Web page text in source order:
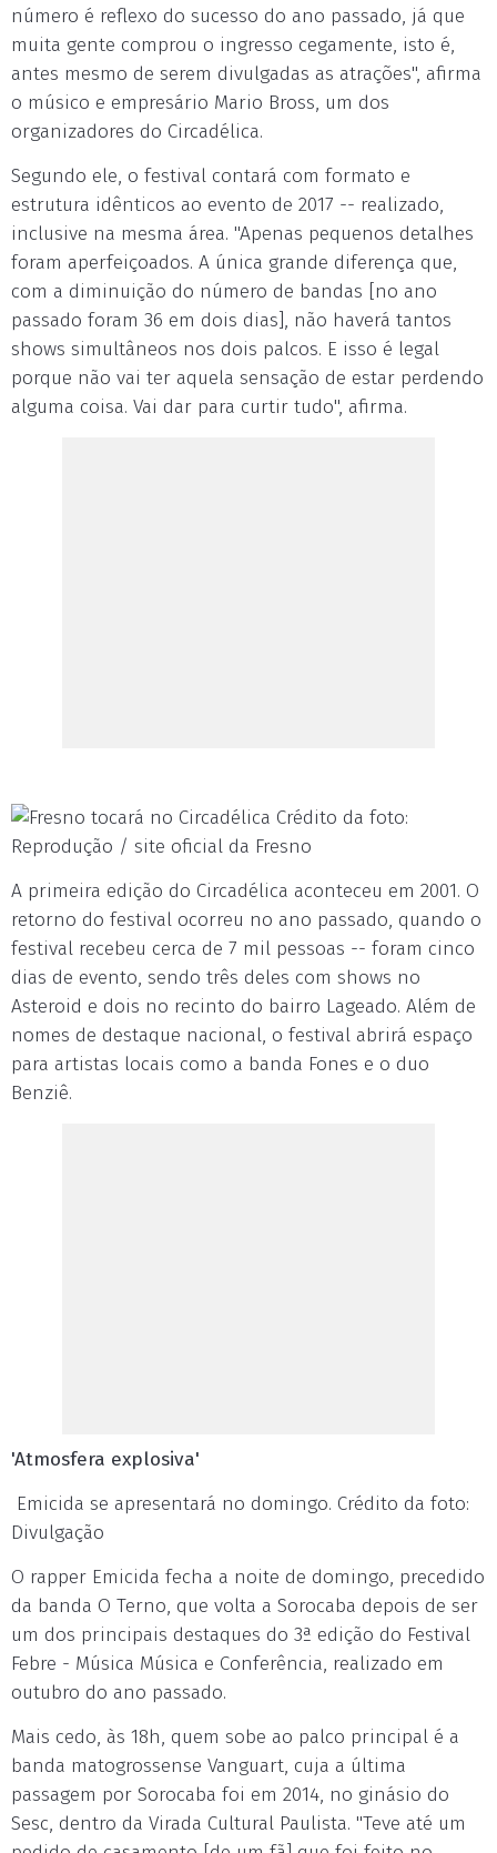
número é reflexo do sucesso do ano passado, já que
muita gente comprou o ingresso cegamente, isto é,
antes mesmo de serem divulgadas as atrações", afirma
o músico e empresário Mario Bross, um dos
organizadores do Circadélica.
Segundo ele, o festival contará com formato e
estrutura idênticos ao evento de 2017 -- realizado,
inclusive na mesma área. "Apenas pequenos detalhes
foram aperfeiçoados. A única grande diferença que,
com a diminuição do número de bandas [no ano
passado foram 36 em dois dias], não haverá tantos
shows simultâneos nos dois palcos. E isso é legal
porque não vai ter aquela sensação de estar perdendo
alguma coisa. Vai dar para curtir tudo", afirma.
Crédito da foto:
Reprodução / site oficial da Fresno
A primeira edição do Circadélica aconteceu em 2001. O
retorno do festival ocorreu no ano passado, quando o
festival recebeu cerca de 7 mil pessoas -- foram cinco
dias de evento, sendo três deles com shows no
Asteroid e dois no recinto do bairro Lageado. Além de
nomes de destaque nacional, o festival abrirá espaço
para artistas locais como a banda Fones e o duo
Benziê.
'Atmosfera explosiva'
Emicida se apresentará no domingo. Crédito da foto:
Divulgação
O rapper Emicida fecha a noite de domingo, precedido
da banda O Terno, que volta a Sorocaba depois de ser
um dos principais destaques do 3ª edição do Festival
Febre - Música Música e Conferência, realizado em
outubro do ano passado.
Mais cedo, às 18h, quem sobe ao palco principal é a
banda matogrossense Vanguart, cuja a última
passagem por Sorocaba foi em 2014, no ginásio do
Sesc, dentro da Virada Cultural Paulista. "Teve até um